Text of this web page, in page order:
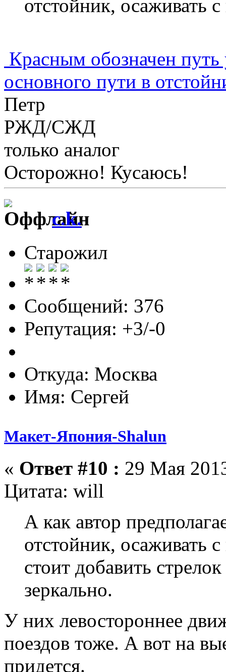
отстойник, осаживать
Красным обозначен путь
основного пути в
Петр
РЖД/СЖД
только аналог
Осторожно! Кусаюсь!
c.k.
Старожил
Сообщений: 376
Репутация: +3/-0
Откуда: Москва
Имя: Сергей
Макет-Япония-Shalun
« Ответ #10 : 29 Мая
Цитата: will
А как автор
отстойник, осаживать
стоит добавить
зеркально.
У них левостороннее
поездов тоже. А вот на
придется.